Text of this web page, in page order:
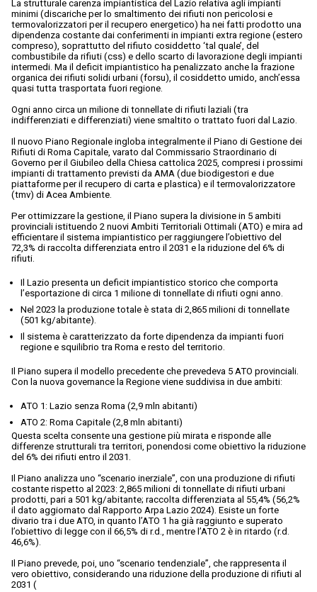
La strutturale carenza impiantistica del Lazio relativa agli impianti
minimi (discariche per lo smaltimento dei rifiuti non pericolosi e
termovalorizzatori per il recupero energetico) ha nei fatti prodotto una
dipendenza costante dai conferimenti in impianti extra regione (estero
compreso), soprattutto del rifiuto cosiddetto ‘tal quale’, del
combustibile da rifiuti (css) e dello scarto di lavorazione degli impianti
intermedi. Ma il deficit impiantistico ha penalizzato anche la frazione
organica dei rifiuti solidi urbani (forsu), il cosiddetto umido, anch’essa
quasi tutta trasportata fuori regione.
Ogni anno circa un milione di tonnellate di rifiuti laziali (tra
indifferenziati e differenziati) viene smaltito o trattato fuori dal Lazio.
Il nuovo Piano Regionale ingloba integralmente il Piano di Gestione dei
Rifiuti di Roma Capitale, varato dal Commissario Straordinario di
Governo per il Giubileo della Chiesa cattolica 2025, compresi i prossimi
impianti di trattamento previsti da AMA (due biodigestori e due
piattaforme per il recupero di carta e plastica) e il termovalorizzatore
(tmv) di Acea Ambiente.
Per ottimizzare la gestione, il Piano supera la divisione in 5 ambiti
provinciali istituendo 2 nuovi Ambiti Territoriali Ottimali (ATO) e mira ad
efficientare il sistema impiantistico per raggiungere l’obiettivo del
72,3% di raccolta differenziata entro il 2031 e la riduzione del 6% di
rifiuti.
Il Lazio presenta un deficit impiantistico storico che comporta
l’esportazione di circa 1 milione di tonnellate di rifiuti ogni anno.
Nel 2023 la produzione totale è stata di 2,865 milioni di tonnellate
(501 kg/abitante).
Il sistema è caratterizzato da forte dipendenza da impianti fuori
regione e squilibrio tra Roma e resto del territorio.
Il Piano supera il modello precedente che prevedeva 5 ATO provinciali.
Con la nuova governance la Regione viene suddivisa in due ambiti:
ATO 1: Lazio senza Roma (2,9 mln abitanti)
ATO 2: Roma Capitale (2,8 mln abitanti)
Questa scelta consente una gestione più mirata e risponde alle
differenze strutturali tra territori, ponendosi come obiettivo la riduzione
del 6% dei rifiuti entro il 2031.
Il Piano analizza uno “scenario inerziale”, con una produzione di rifiuti
costante rispetto al 2023: 2,865 milioni di tonnellate di rifiuti urbani
prodotti, pari a 501 kg/abitante; raccolta differenziata al 55,4% (56,2%
il dato aggiornato dal Rapporto Arpa Lazio 2024). Esiste un forte
divario tra i due ATO, in quanto l’ATO 1 ha già raggiunto e superato
l’obiettivo di legge con il 66,5% di r.d., mentre l’ATO 2 è in ritardo (r.d.
46,6%).
Il Piano prevede, poi, uno “scenario tendenziale”, che rappresenta il
vero obiettivo, considerando una riduzione della produzione di rifiuti al
2031 (